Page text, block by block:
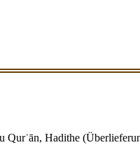
Hadithe